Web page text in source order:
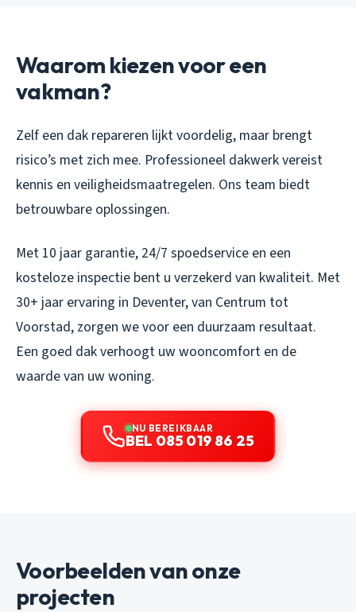
Waarom kiezen voor een
vakman?
Zelf een dak repareren lijkt voordelig, maar brengt
risico’s met zich mee. Professioneel dakwerk vereist
kennis en veiligheidsmaatregelen. Ons team biedt
betrouwbare oplossingen.
Met 10 jaar garantie, 24/7 spoedservice en een
kosteloze inspectie bent u verzekerd van kwaliteit. Met
30+ jaar ervaring in Deventer, van Centrum tot
Voorstad, zorgen we voor een duurzaam resultaat.
Een goed dak verhoogt uw wooncomfort en de
waarde van uw woning.
NU BEREIKBAAR
BEL 085 019 86 25
Voorbeelden van onze
projecten